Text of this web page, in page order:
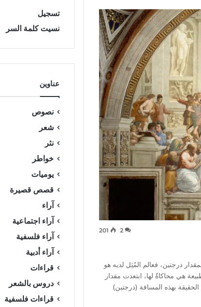
2
201
درجتين، فعالم المُثِل لديه هو
هي محاكاةٌ لها، ابتعدت مقدار
بهذه المسافة (درجتين)
تسجيل
نسيت كلمة السر
عناوين
نصوص
شعر
نثر
خواطر
يوميات
قصص قصيرة
آراء
آراء اجتماعية
آراء فلسفية
آراء أدبية
قراءات
دروس بالشعر
قراءات فلسفية